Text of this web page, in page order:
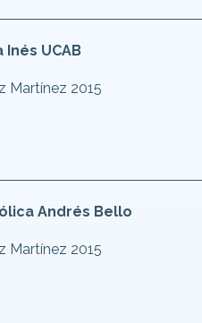
Inés UCAB
Martínez 2015
Andrés Bello
Martínez 2015